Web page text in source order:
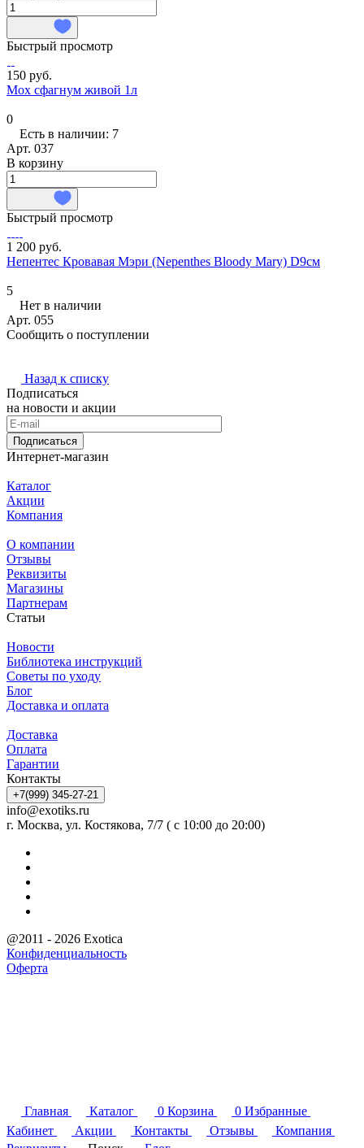
Быстрый просмотр
150 руб.
Мох сфагнум живой 1л
0
Есть в наличии: 7
Арт. 037
В корзину
Быстрый просмотр
1 200 руб.
Непентес Кровавая Мэри (Nepenthes Bloody Mary) D9см
5
Нет в наличии
Арт. 055
Сообщить о поступлении
Назад к списку
Подписаться
на новости и акции
Подписаться
Интернет-магазин
Каталог
Акции
Компания
О компании
Отзывы
Реквизиты
Магазины
Партнерам
Статьи
Новости
Библиотека инструкций
Советы по уходу
Блог
Доставка и оплата
Доставка
Оплата
Гарантии
Контакты
+7(999) 345-27-21
info@exotiks.ru
г. Москва, ул. Костякова, 7/7 ( с 10:00 до 20:00)
@2011 - 2026 Exotica
Конфиденциальность
Оферта
Главная Каталог 0 Корзина 0 Избранные
Кабинет
Акции Контакты Отзывы
Компания